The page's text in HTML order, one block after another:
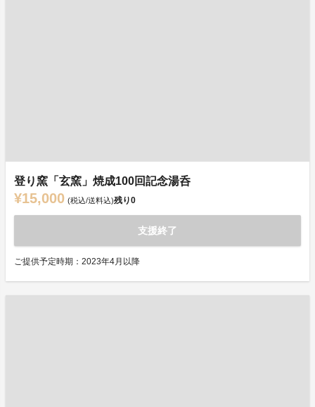
登り窯「玄窯」焼成100回記念湯呑
¥15,000 (税込/送料込)残り0
支援終了
ご提供予定時期：2023年4月以降